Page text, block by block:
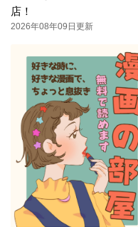
店！
2026年08年09日更新